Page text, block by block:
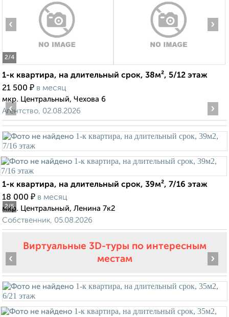
2/4
‹ ›
1-к квартира, на длительный срок, 38м², 5/12 этаж
21 500 ₽ в месяц
мкр. Центральный, Чехова 6
Агентство, 02.08.2026
2/5
‹ ›
1-к квартира, на длительный срок, 39м², 7/16 этаж
18 000 ₽ в месяц
мкр. Центральный, Ленина 7к2
Собственник, 05.08.2026
Виртуальные 3D-туры по интересным
местам
‹ ›